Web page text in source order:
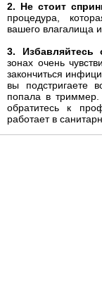
2. Не стоит
процедура,
вашего влагалища
3. Избавляйтесь
зонах очень
закончиться
вы подстригаете
попала в
обратитесь к
работает в